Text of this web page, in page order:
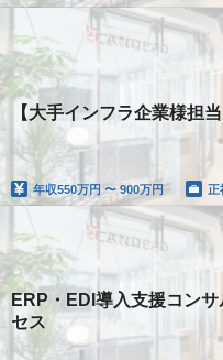
【大手インフラ企業様担
年収550万円 〜 900万円 正
ERP・EDI導入支援コン
セス